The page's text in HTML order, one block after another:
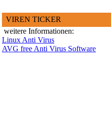
VIREN TICKER
weitere Informationen:
Linux Anti Virus
AVG free Anti Virus Software